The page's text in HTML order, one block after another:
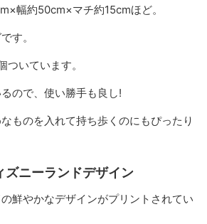
幅約50cm×マチ約15cmほど。
す。
ついています。
ので、使い勝手も良し!
ものを入れて持ち歩くのにもぴったり
ズニーランドデザイン
鮮やかなデザインがプリントされてい